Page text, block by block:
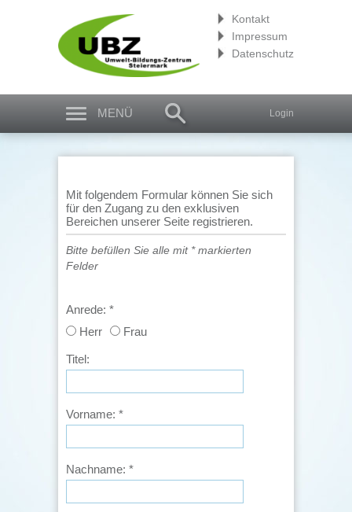
Kontakt
Impressum
Datenschutz
Login
MENÜ
Mit folgendem Formular können Sie sich
für den Zugang zu den exklusiven
Bereichen unserer Seite registrieren.
Bitte befüllen Sie alle mit * markierten
Felder
Anrede: *
Herr
Frau
Titel:
Vorname: *
Nachname: *